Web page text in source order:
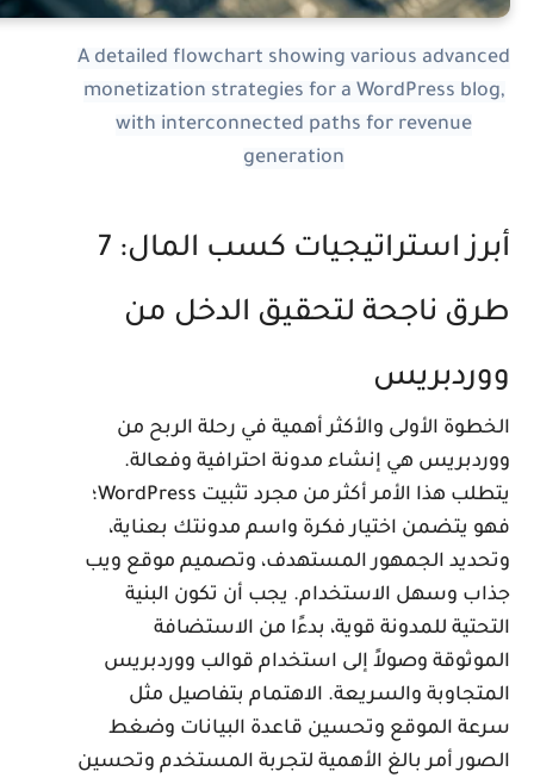
A detailed flowchart showing various
monetization strategies for a WordPress blog,
with interconnected paths for revenue
generation
أبرز استراتيجيات كسب المال: 7
ناجحة لتحقيق الدخل من
الأولى والأكثر أهمية في رحلة الربح من
هي إنشاء مدونة احترافية وفعالة.
يتطلب هذا الأمر أكثر من مجرد تثبيت WordPress؛
يتضمن اختيار فكرة واسم مدونتك بعناية،
الجمهور المستهدف، وتصميم موقع ويب
وسهل الاستخدام. يجب أن تكون البنية
للمدونة قوية، بدءًا من الاستضافة
وصولاً إلى استخدام قوالب ووردبريس
والسريعة. الاهتمام بتفاصيل مثل
الموقع وتحسين قاعدة البيانات وضغط
أمر بالغ الأهمية لتجربة المستخدم وتحسين